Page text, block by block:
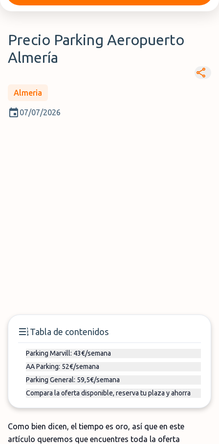
Precio Parking Aeropuerto
Almería
Almeria
07/07/2026
Tabla de contenidos
Parking Marvill: 43€/semana
AA Parking: 52€/semana
Parking General: 59,5€/semana
Compara la oferta disponible, reserva tu plaza y ahorra
Como bien dicen, el tiempo es oro, así que en este
artículo queremos que encuentres toda la oferta